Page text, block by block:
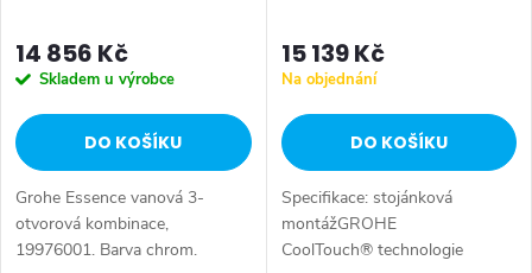
14 856 Kč
Skladem u výrobce
DO KOŠÍKU
Grohe Essence vanová 3-
otvorová kombinace,
19976001. Barva chrom.
15 139 Kč
Na objednání
DO KOŠÍKU
Specifikace: stojánková
montážGROHE
CoolTouch® technologie